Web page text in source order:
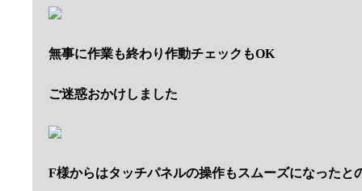
無事に作業も終わり作動チェックもOK
ご迷惑おかけしました
F様からはタッチパネルの操作もスムーズになったと